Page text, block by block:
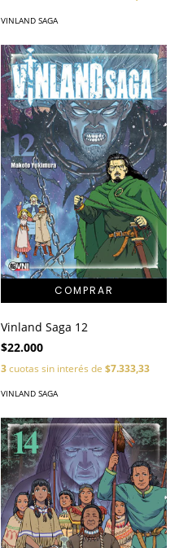
VINLAND SAGA
Vinland Saga 12
$22.000
3cuotas sin interés de $7.333,33
VINLAND SAGA